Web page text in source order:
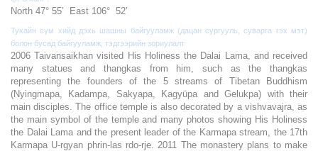
North 47° 55’ East 106° 52’
Тухайн сүм хийд дэхь шашны байгууламж (дацан сургууль, суварга гэх мэт)
болон бусад байгууламж, тэдгээрийн зориулалт
2006 Taivansaikhan visited His Holiness the Dalai Lama, and received
many statues and thangkas from him, such as the thangkas
representing the founders of the 5 streams of Tibetan Buddhism
(Nyingmapa, Kadampa, Sakyapa, Kagyüpa and Gelukpa) with their
main disciples. The office temple is also decorated by a vishvavajra, as
the main symbol of the temple and many photos showing His Holiness
the Dalai Lama and the present leader of the Karmapa stream, the 17th
Karmapa U-rgyan phrin-las rdo-rje. 2011 The monastery plans to make